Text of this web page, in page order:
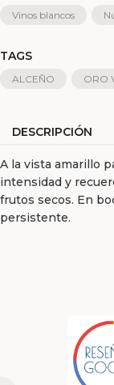
Vinos blancos
TAGS
ALCEÑO ORO
DESCRIPCIÓN
A la vista amarillo
intensidad y
frutos secos. En
persistente.